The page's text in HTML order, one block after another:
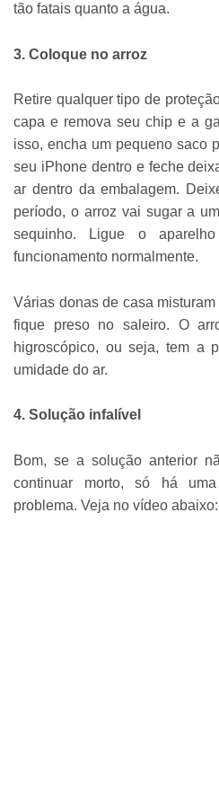
tão fatais quanto a água.
3. Coloque no arroz
Retire qualquer tipo de
capa e remova seu chip e a
isso, encha um pequeno saco
seu iPhone dentro e feche
ar dentro da embalagem.
período, o arroz vai sugar a
sequinho. Ligue o
funcionamento normalmente.
Várias donas de casa
fique preso no saleiro. O
higroscópico, ou seja, tem a
umidade do ar.
4. Solução infalível
Bom, se a solução anterior
continuar morto, só há
problema. Veja no vídeo abaixo: